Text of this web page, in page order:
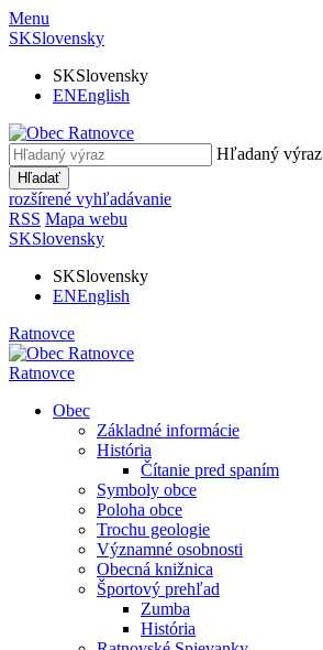
Menu
SKSlovensky
SKSlovensky
ENEnglish
Hľadaný výraz
Hľadať
rozšírené vyhľadávanie
RSS Mapa webu
SKSlovensky
SKSlovensky
ENEnglish
Ratnovce
Ratnovce
Obec
Základné informácie
História
Čítanie pred spaním
Symboly obce
Poloha obce
Trochu geologie
Významné osobnosti
Obecná knižnica
Športový prehľad
Zumba
História